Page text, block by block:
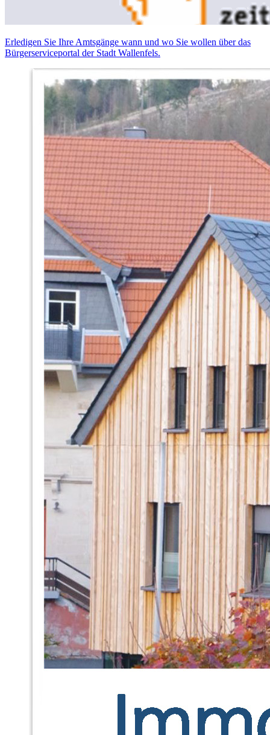
Erledigen Sie Ihre Amtsgänge wann und wo Sie wollen über das
Bürgerserviceportal der Stadt Wallenfels.